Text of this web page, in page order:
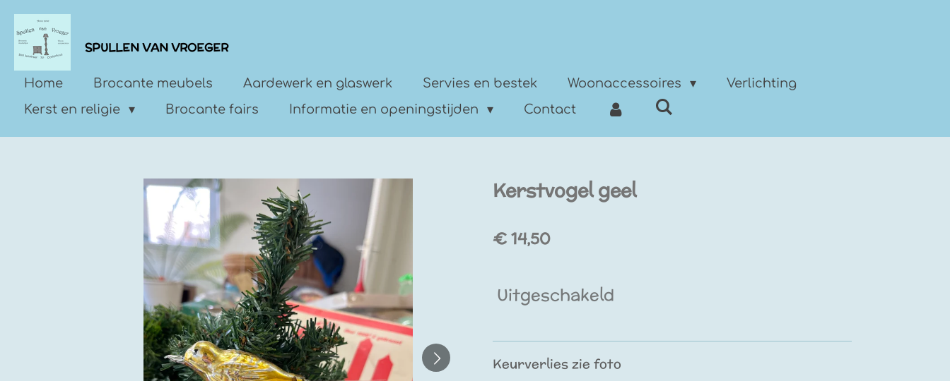
Ga
direct
naar
de
hoofdinhoud
SPULLEN VAN VROEGER
Home Brocante meubels Aardewerk en glaswerk Servies en bestek Woonaccessoires
Verlichting
Kerst en religie
Brocante fairs Informatie en openingstijden Contact
Kerstvogel geel
€ 14,50
Uitgeschakeld
Keurverlies zie foto